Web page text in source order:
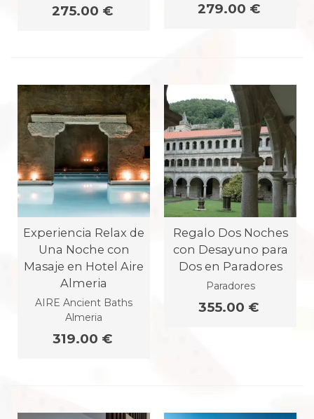
275.00 € 279.00 €
Experiencia Relax de
Una Noche con
Masaje en Hotel Aire
Almeria
AIRE Ancient Baths
Almeria
319.00 €
Regalo Dos Noches
con Desayuno para
Dos en Paradores
Paradores
355.00 €